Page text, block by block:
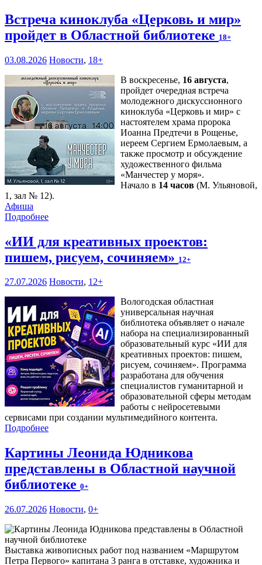
Встреча киноклуба «Церковь и мир»
пройдет в Областной библиотеке 18+
03.08.2026 Новости, 18+
В воскресенье, 16 августа,
пройдет очередная встреча
молодежного дискуссионного
киноклуба «Церковь и мир» с
настоятелем храма пророка
Иоанна Предтечи в Рощенье,
иереем Сергием Ермолаевым, а
также просмотр и обсуждение
художественного фильма
«Манчестер у моря».
Начало в 14 часов (М. Ульяновой,
1, зал № 12).
Афиша
Подробнее
«ИИ для креативных проектов:
пишем, рисуем, сочиняем» 12+
27.07.2026 Новости, 12+
Вологодская областная
универсальная научная
библиотека объявляет о начале
набора на специализированный
образовательный курс «ИИ для
креативных проектов: пишем,
рисуем, сочиняем». Программа
разработана для обучения
специалистов гуманитарной и
образовательной сферы методам
работы с нейросетевыми
сервисами при создании мультимедийного контента.
Подробнее
Картины Леонида Юдникова
представлены в Областной научной
библиотеке 0+
26.07.2026 Новости, 0+
Выставка живописных работ под названием «Маршрутом
Петра Первого» капитана 3 ранга в отставке, художника и